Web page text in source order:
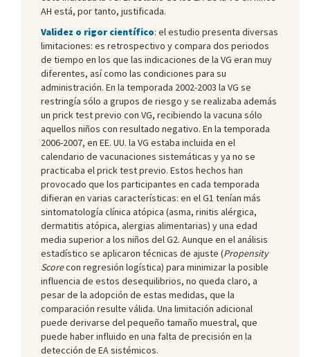
AH está, por tanto, justificada.
Validez o rigor científico: el estudio presenta diversas
limitaciones: es retrospectivo y compara dos periodos
de tiempo en los que las indicaciones de la VG eran muy
diferentes, así como las condiciones para su
administración. En la temporada 2002-2003 la VG se
restringía sólo a grupos de riesgo y se realizaba además
un prick test previo con VG, recibiendo la vacuna sólo
aquellos niños con resultado negativo. En la temporada
2006-2007, en EE. UU. la VG estaba incluida en el
calendario de vacunaciones sistemáticas y ya no se
practicaba el prick test previo. Estos hechos han
provocado que los participantes en cada temporada
difieran en varias características: en el G1 tenían más
sintomatología clínica atópica (asma, rinitis alérgica,
dermatitis atópica, alergias alimentarias) y una edad
media superior a los niños del G2. Aunque en el análisis
estadístico se aplicaron técnicas de ajuste (Propensity
Scorecon regresión logística) para minimizar la posible
influencia de estos desequilibrios, no queda claro, a
pesar de la adopción de estas medidas, que la
comparación resulte válida. Una limitación adicional
puede derivarse del pequeño tamaño muestral, que
puede haber influido en una falta de precisión en la
detección de EA sistémicos.